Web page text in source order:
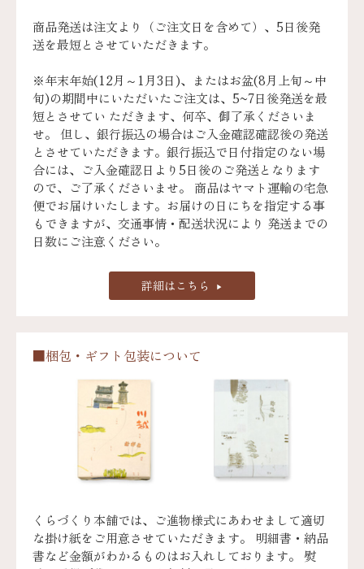
商品発送は注文より（ご注文日を含めて）、5日後発
送を最短とさせていただきます。
※年末年始(12月～1月3日)、またはお盆(8月上旬～中
旬)の期間中にいただいたご注文は、5~7日後発送を最
短とさせてい ただきます、何卒、御了承くださいま
せ。 但し、銀行振込の場合はご入金確認確認後の発送
とさせていただきます。銀行振込で日付指定のない場
合には、ご入金確認日より5日後のご発送となります
ので、ご了承くださいませ。 商品はヤマト運輸の宅急
便でお届けいたします。お届けの日にちを指定する事
もできますが、交通事情・配送状況により 発送までの
日数にご注意ください。
詳細はこちら
■梱包・ギフト包装について
くらづくり本舗では、ご進物様式にあわせまして適切
な掛け紙をご用意させていただきます。 明細書・納品
書など金額がわかるものはお入れしております。 熨